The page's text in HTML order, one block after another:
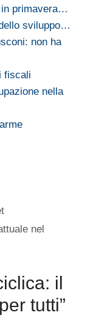
in primavera…
sviluppo…
non ha
fiscali
nella
nel
il
tutti”